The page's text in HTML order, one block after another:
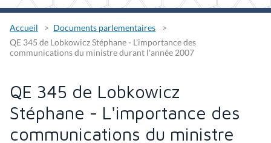
Accueil
Documents parlementaires
QE 345 de Lobkowicz Stéphane - L'importance des
communications du ministre durant l'année 2007
QE 345 de Lobkowicz
Stéphane - L'importance des
communications du ministre